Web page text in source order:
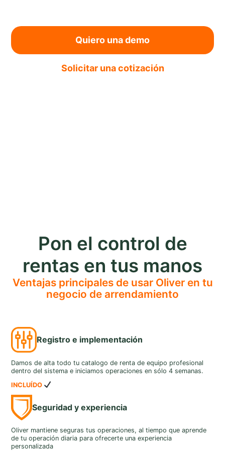
Quiero una demo
Solicitar una cotización
Pon el control de
rentas en tus manos
Ventajas principales de usar Oliver en tu
negocio de arrendamiento
Registro e implementación
Damos de alta todo tu catalogo de renta de equipo profesional
dentro del sistema e iniciamos operaciones en sólo 4 semanas.
INCLUÍDO
Seguridad y experiencia
Oliver mantiene seguras tus operaciones, al tiempo que aprende
de tu operación diaria para ofrecerte una experiencia
personalizada